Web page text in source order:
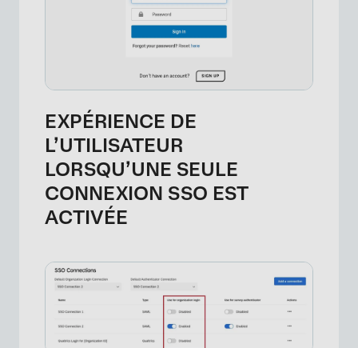
EXPÉRIENCE DE
L’UTILISATEUR
LORSQU’UNE SEULE
CONNEXION SSO EST
ACTIVÉE